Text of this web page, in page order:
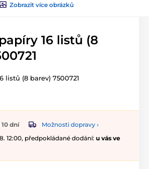
Zobrazit více obrázků
16 listů (8
listů (8 barev) 7500721
dní
Možnosti dopravy ›
12:00, předpokládané dodání: u vás ve